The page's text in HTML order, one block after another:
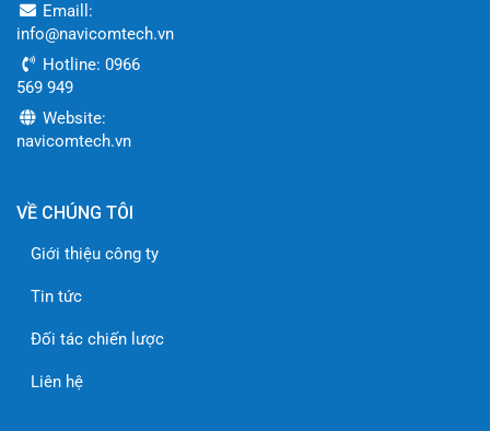
Emaill:
info@navicomtech.vn
Hotline: 0966
569 949
Website:
navicomtech.vn
VỀ CHÚNG TÔI
Giới thiệu công ty
Tin tức
Đối tác chiến lược
Liên hệ